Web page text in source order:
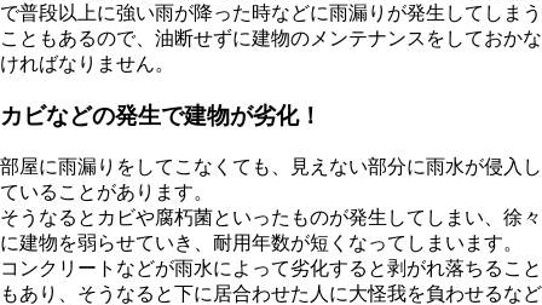
で普段以上に強い雨が降った時などに雨漏りが発生してしまう
こともあるので、油断せずに建物のメンテナンスをしておかな
ければなりません。
カビなどの発生で建物が劣化！
部屋に雨漏りをしてこなくても、見えない部分に雨水が侵入し
ていることがあります。
そうなるとカビや腐朽菌といったものが発生してしまい、徐々
に建物を弱らせていき、耐用年数が短くなってしまいます。
コンクリートなどが雨水によって劣化すると剥がれ落ちること
もあり、そうなると下に居合わせた人に大怪我を負わせるなど